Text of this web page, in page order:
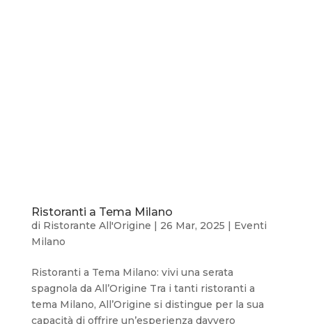
Ristoranti a Tema Milano
di Ristorante All'Origine | 26 Mar, 2025 | Eventi
Milano
Ristoranti a Tema Milano: vivi una serata
spagnola da All’Origine Tra i tanti ristoranti a
tema Milano, All’Origine si distingue per la sua
capacità di offrire un’esperienza davvero